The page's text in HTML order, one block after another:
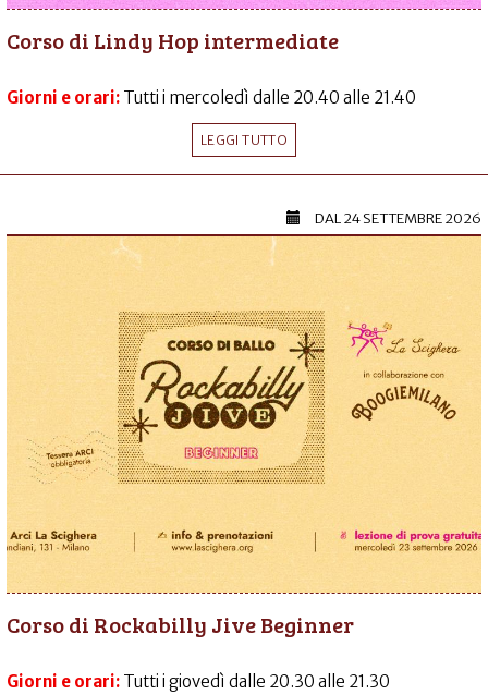
Corso di Lindy Hop intermediate
Giorni e orari: Tutti i mercoledì dalle 20.40 alle 21.40
LEGGI TUTTO
DAL24 SETTEMBRE 2026
Corso di Rockabilly Jive Beginner
Giorni e orari: Tutti i giovedì dalle 20.30 alle 21.30